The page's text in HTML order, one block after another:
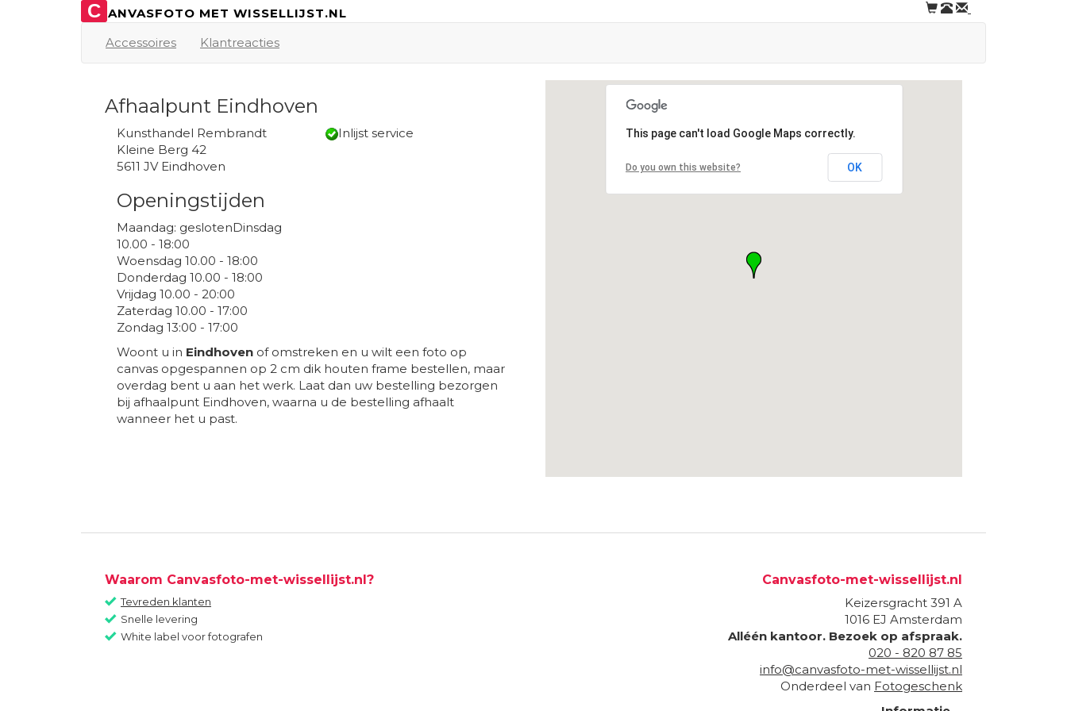
C ANVASFOTO MET WISSELLIJST.NL
Accessoires
Klantreacties
Afhaalpunt Eindhoven
Kunsthandel Rembrandt
Kleine Berg 42
5611 JV Eindhoven
Openingstijden
Maandag: geslotenDinsdag
10.00 - 18:00
Woensdag 10.00 - 18:00
Donderdag 10.00 - 18:00
Vrijdag 10.00 - 20:00
Zaterdag 10.00 - 17:00
Zondag 13:00 - 17:00
Inlijst service
Woont u in Eindhoven of omstreken en u wilt een foto op
canvas opgespannen op 2 cm dik houten frame bestellen, maar
overdag bent u aan het werk. Laat dan uw bestelling bezorgen
bij afhaalpunt Eindhoven, waarna u de bestelling afhaalt
wanneer het u past.
Loading...
This page can't load Google Maps correctly.
Do you own this website? OK
Waarom Canvasfoto-met-wissellijst.nl?
Tevreden klanten
Snelle levering
White label voor fotografen
Canvasfoto-met-wissellijst.nl
Keizersgracht 391 A
1016 EJ Amsterdam
Alléén kantoor. Bezoek op afspraak.
020 - 820 87 85
info@canvasfoto-met-wissellijst.nl
Onderdeel van Fotogeschenk